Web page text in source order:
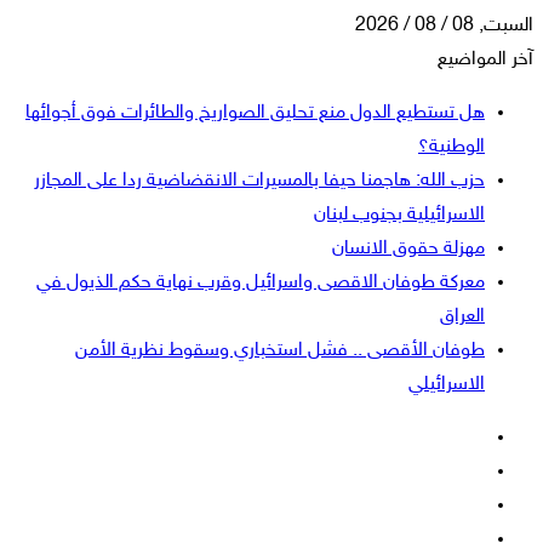
السبت, 08 / 08 / 2026
آخر المواضيع
هل تستطيع الدول منع تحليق الصواريخ والطائرات فوق أجوائها
الوطنية؟
حزب الله: هاجمنا حيفا بالمسيرات الانقضاضية ردا على المجازر
الاسرائيلية بجنوب لبنان
مهزلة حقوق الانسان
معركة طوفان الاقصى واسرائيل وقرب نهاية حكم الذيول في
العراق
طوفان الأقصى .. فشل استخباري وسقوط نظرية الأمن
الاسرائيلي